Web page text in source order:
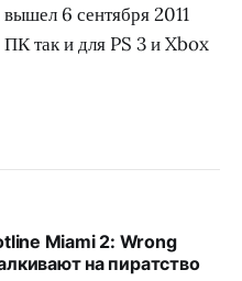
6 сентября 2011
ПК так и для PS 3 и Xbox
Miami 2: Wrong
на пиратство